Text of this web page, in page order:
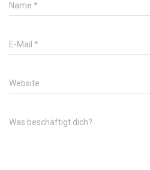
Name *
E-Mail *
Website
Was beschäftigt dich?